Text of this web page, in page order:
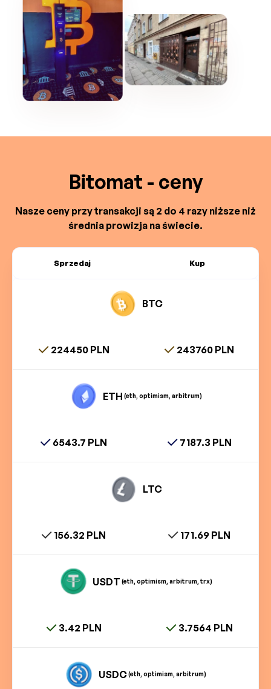
Bitomat - ceny
Nasze ceny przy transakcji są 2 do 4 razy niższe niż
średnia prowizja na świecie.
Sprzedaj Kup
BTC
224450 PLN 243760 PLN
ETH (eth, optimism, arbitrum)
6543.7 PLN 7187.3 PLN
LTC
156.32 PLN 171.69 PLN
USDT (eth, optimism, arbitrum, trx)
3.42 PLN 3.7564 PLN
USDC(eth, optimism, arbitrum)